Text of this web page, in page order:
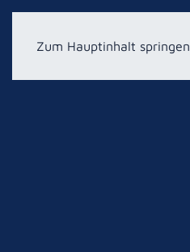
Zum Hauptinhalt springen